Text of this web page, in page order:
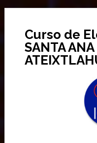
Curso de
SANTA ANA